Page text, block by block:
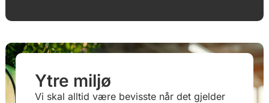
Ytre miljø
Vi skal alltid være bevisste når det gjelder